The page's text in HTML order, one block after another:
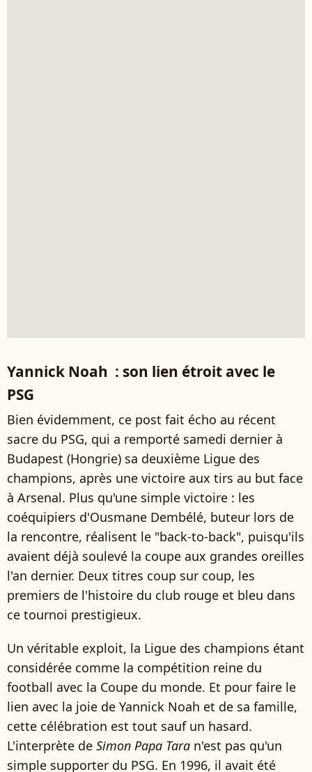
Yannick Noah : son lien étroit avec le
PSG
Bien évidemment, ce post fait écho au récent
sacre du PSG, qui a remporté samedi dernier à
Budapest (Hongrie) sa deuxième Ligue des
champions, après une victoire aux tirs au but face
à Arsenal. Plus qu'une simple victoire : les
coéquipiers d'Ousmane Dembélé, buteur lors de
la rencontre, réalisent le "back-to-back", puisqu'ils
avaient déjà soulevé la coupe aux grandes oreilles
l'an dernier. Deux titres coup sur coup, les
premiers de l'histoire du club rouge et bleu dans
ce tournoi prestigieux.
Un véritable exploit, la Ligue des champions étant
considérée comme la compétition reine du
football avec la Coupe du monde. Et pour faire le
lien avec la joie de Yannick Noah et de sa famille,
cette célébration est tout sauf un hasard.
L'interprète de Simon Papa Tara n'est pas qu'un
simple supporter du PSG. En 1996, il avait été